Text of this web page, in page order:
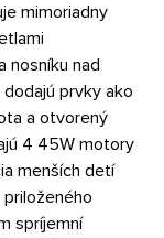
mimoriadny
nosníku nad
prvky ako
a otvorený
4 45W motory
menších detí
spríjemní